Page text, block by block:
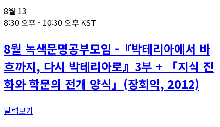
8월 13
8:30 오후 - 10:30 오후 KST
8월 녹색문명공부모임 -『박테리아에서 바
흐까지, 다시 박테리아로』3부 + 「지식 진
화와 학문의 전개 양식」(장회익, 2012)
달력보기